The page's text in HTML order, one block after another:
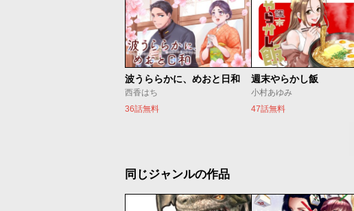
波うららかに、めおと日和
西香はち
36話無料
週末やらかし飯
小村あゆみ
47話無料
同じジャンルの作品